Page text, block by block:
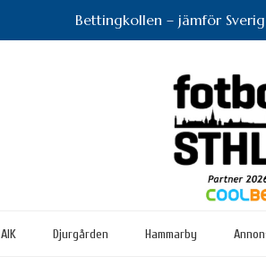
Bettingkollen – jämför
AIK Djurgården Hammarby